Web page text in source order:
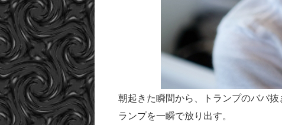
朝起きた瞬間から、トランプのババ
ランプを一瞬で放り出す。